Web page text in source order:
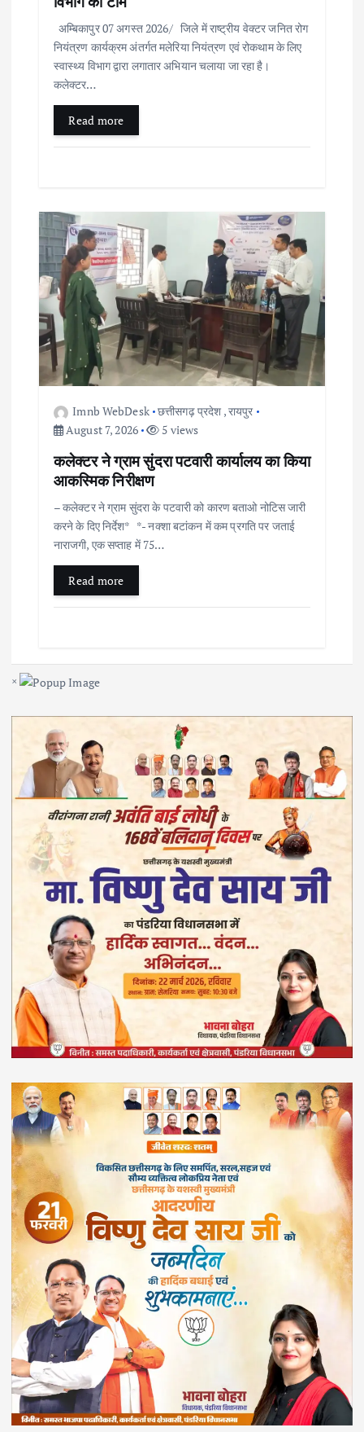
अम्बिकापुर 07 अगस्त 2026/ जिले में राष्ट्रीय वेक्टर जनित रोग
नियंत्रण कार्यक्रम अंतर्गत मलेरिया नियंत्रण एवं रोकथाम के लिए
स्वास्थ्य विभाग द्वारा लगातार अभियान चलाया जा रहा है।
कलेक्टर…
Read more
Imnb WebDesk छत्तीसगढ़ प्रदेश ,रायपुर
August 7, 2026
5 views
कलेक्टर ने ग्राम सुंदरा पटवारी कार्यालय का किया
आकस्मिक निरीक्षण
– कलेक्टर ने ग्राम सुंदरा के पटवारी को कारण बताओ नोटिस जारी
करने के दिए निर्देश* *- नक्शा बटांकन में कम प्रगति पर जताई
नाराजगी, एक सप्ताह में 75…
Read more
×